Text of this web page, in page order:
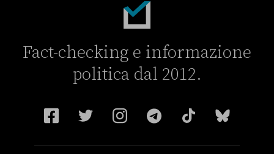
Fact-checking e informazione
politica dal 2012.